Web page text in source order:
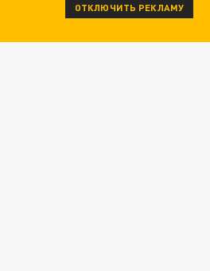
ОТКЛЮЧИТЬ РЕКЛАМУ